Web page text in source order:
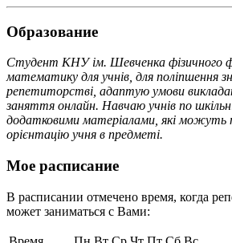
Образование
Студент КНУ ім. Шевченка фізичного
математику для учнів, для поліпшення
репетиторстві, адаптую умови
заняття онлайн. Навчаю учнів по
додатковими матеріалами, які
орієнтацію учня в предметі.
Мое расписание
В расписании отмечено время, когда
может заниматься с Вами: